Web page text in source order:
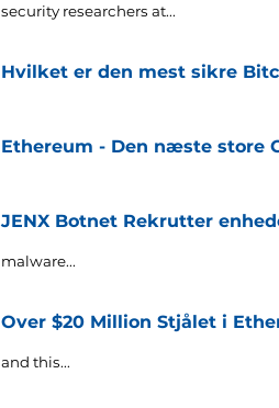
security researchers at...
Hvilket er den mest sikre
Ethereum - Den næste store
JENX Botnet Rekrutter
malware...
Over $20 Million Stjålet i
and this...